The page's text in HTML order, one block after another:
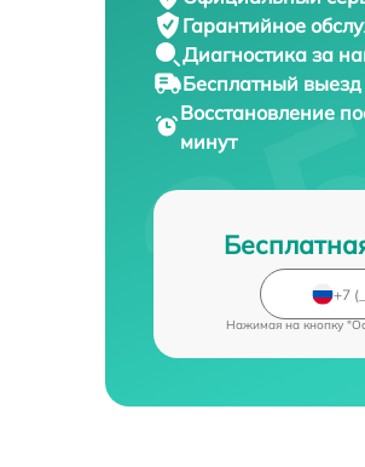
Гарантийное
Диагностика за
Бесплатный
Восстановление
минут
Нажимая на кнопку